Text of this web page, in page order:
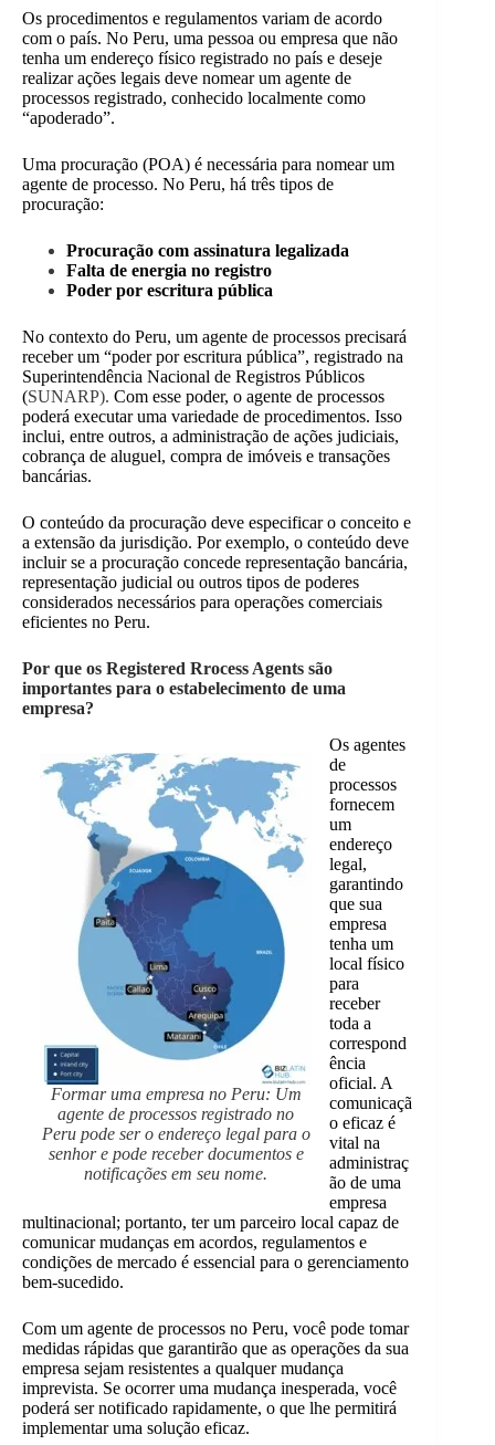
Os procedimentos e regulamentos variam de acordo
com o país. No Peru, uma pessoa ou empresa que não
tenha um endereço físico registrado no país e deseje
realizar ações legais deve nomear um agente de
processos registrado, conhecido localmente como
“apoderado”.
Uma procuração (POA) é necessária para nomear um
agente de processo. No Peru, há três tipos de
procuração:
Procuração com assinatura legalizada
Falta de energia no registro
Poder por escritura pública
No contexto do Peru, um agente de processos precisará
receber um “poder por escritura pública”, registrado na
Superintendência Nacional de Registros Públicos
(SUNARP). Com esse poder, o agente de processos
poderá executar uma variedade de procedimentos. Isso
inclui, entre outros, a administração de ações judiciais,
cobrança de aluguel, compra de imóveis e transações
bancárias.
O conteúdo da procuração deve especificar o conceito e
a extensão da jurisdição. Por exemplo, o conteúdo deve
incluir se a procuração concede representação bancária,
representação judicial ou outros tipos de poderes
considerados necessários para operações comerciais
eficientes no Peru.
Por que os Registered Rrocess Agents são
importantes para o estabelecimento de uma
empresa?
Formar uma empresa no Peru: Um
agente de processos registrado no
Peru pode ser o endereço legal para o
senhor e pode receber documentos e
notificações em seu nome.
Os agentes
de
processos
fornecem
um
endereço
legal,
garantindo
que sua
empresa
tenha um
local físico
para
receber
toda a
correspond
ência
oficial. A
comunicaçã
o eficaz é
vital na
administraç
ão de uma
empresa
multinacional; portanto, ter um parceiro local capaz de
comunicar mudanças em acordos, regulamentos e
condições de mercado é essencial para o gerenciamento
bem-sucedido.
Com um agente de processos no Peru, você pode tomar
medidas rápidas que garantirão que as operações da sua
empresa sejam resistentes a qualquer mudança
imprevista. Se ocorrer uma mudança inesperada, você
poderá ser notificado rapidamente, o que lhe permitirá
implementar uma solução eficaz.